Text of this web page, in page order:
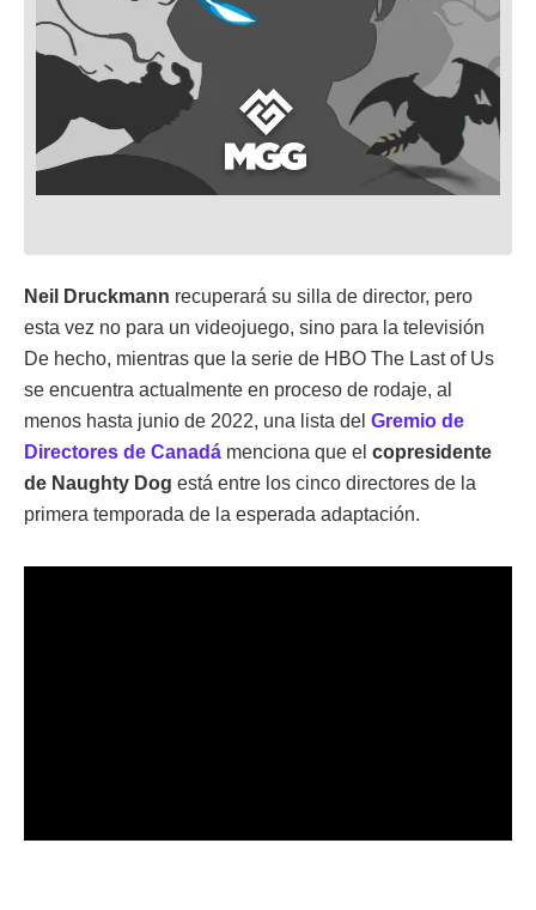
Neil Druckmann recuperará su silla de director, pero
esta vez no para un videojuego, sino para la televisión
De hecho, mientras que la serie de HBO The Last of Us
se encuentra actualmente en proceso de rodaje, al
menos hasta junio de 2022, una lista del Gremio de
Directores de Canadá menciona que el copresidente
de Naughty Dog está entre los cinco directores de la
primera temporada de la esperada adaptación.